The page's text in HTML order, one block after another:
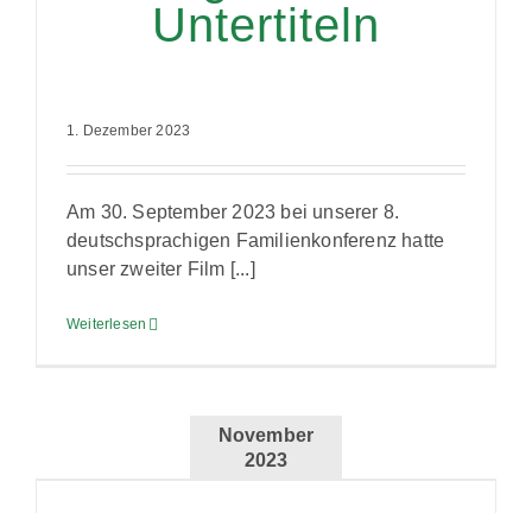
Untertiteln
1. Dezember 2023
Am 30. September 2023 bei unserer 8.
deutschsprachigen Familienkonferenz hatte
unser zweiter Film [...]
Weiterlesen
November
2023